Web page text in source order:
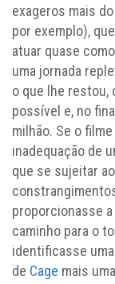
exageros mais
por exemplo),
atuar quase
uma jornada
o que lhe restou,
possível e, no
milhão. Se o
inadequação de
que se sujeitar
proporcionasse
caminho para o
identificasse
de Cage mais